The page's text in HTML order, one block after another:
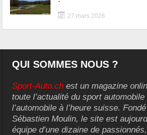
27 mars 2026
QUI SOMMES NOUS ?
Sport-Auto.ch est un magazine
toute l’actualité du sport automobile
l’automobile à l’heure suisse.
Sébastien Moulin, le site est
équipe d’une dizaine de